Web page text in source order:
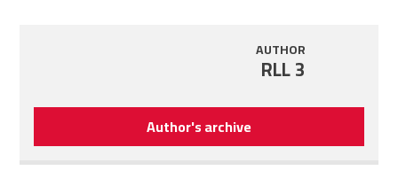
AUTHOR
RLL 3
Author's archive